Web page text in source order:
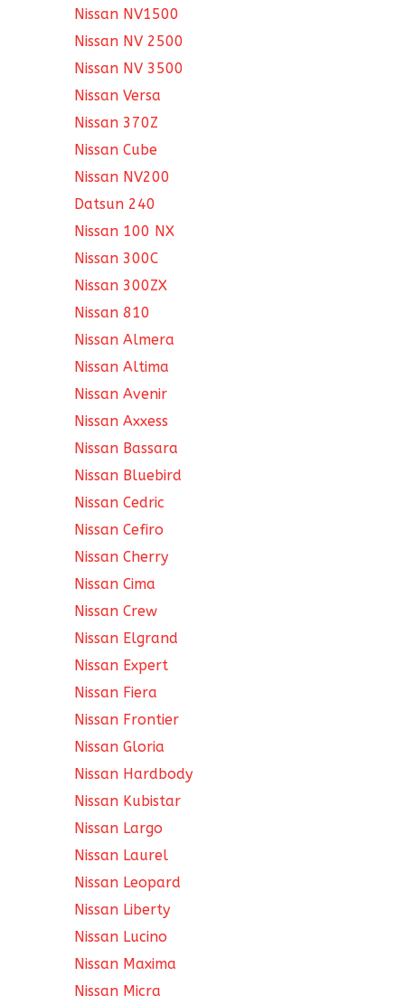
Nissan NV1500
Nissan NV 2500
Nissan NV 3500
Nissan Versa
Nissan 370Z
Nissan Cube
Nissan NV200
Datsun 240
Nissan 100 NX
Nissan 300C
Nissan 300ZX
Nissan 810
Nissan Almera
Nissan Altima
Nissan Avenir
Nissan Axxess
Nissan Bassara
Nissan Bluebird
Nissan Cedric
Nissan Cefiro
Nissan Cherry
Nissan Cima
Nissan Crew
Nissan Elgrand
Nissan Expert
Nissan Fiera
Nissan Frontier
Nissan Gloria
Nissan Hardbody
Nissan Kubistar
Nissan Largo
Nissan Laurel
Nissan Leopard
Nissan Liberty
Nissan Lucino
Nissan Maxima
Nissan Micra